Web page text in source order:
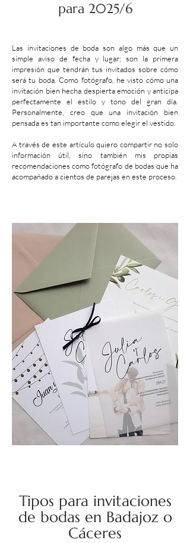
para 2025/6
Las invitaciones de boda son algo más que un
simple aviso de fecha y lugar; son la primera
impresión que tendrán tus invitados sobre cómo
será tu boda. Como fotógrafo, he visto cómo una
invitación bien hecha despierta emoción y anticipa
perfectamente el estilo y tono del gran día.
Personalmente, creo que una invitación bien
pensada es tan importante como elegir el vestido.
A través de este artículo quiero compartir no solo
información útil, sino también mis propias
recomendaciones como fotógrafo de bodas que ha
acompañado a cientos de parejas en este proceso.
Tipos para invitaciones
de bodas en Badajoz o
Cáceres